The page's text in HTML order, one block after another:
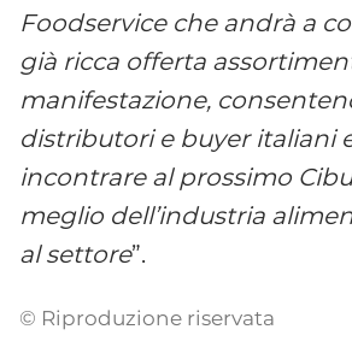
Foodservice che andrà a
già ricca offerta
manifestazione,
distributori e buyer italiani
incontrare al prossimo
meglio dell’industria
al settore”.
© Riproduzione riservata